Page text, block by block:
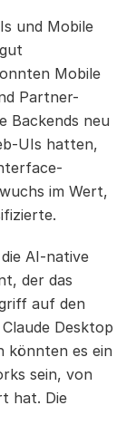
und Mobile
Mobile
Partner-
Backends neu
UIs hatten,
im Wert,
AI-native
der das
auf den
Desktop
könnten es ein
sein, von
hat. Die